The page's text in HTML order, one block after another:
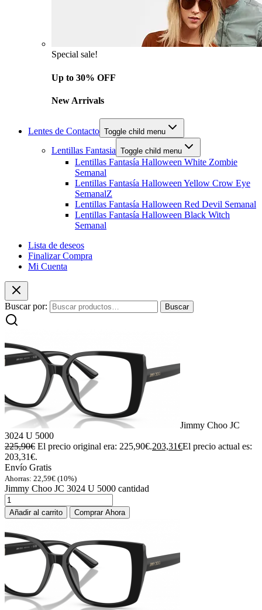
Special sale!
Up to 30% OFF
New Arrivals
Lentes de Contacto Toggle child menu
Lentillas Fantasia Toggle child menu
Lentillas Fantasía Halloween White Zombie
Semanal
Lentillas Fantasía Halloween Yellow Crow Eye
SemanalZ
Lentillas Fantasía Halloween Red Devil Semanal
Lentillas Fantasía Halloween Black Witch
Semanal
Lista de deseos
Finalizar Compra
Mi Cuenta
Buscar por: Buscar
Jimmy Choo JC
3024 U 5000
225,90€ El precio original era: 225,90€.203,31€El precio actual es:
203,31€.
Envío Gratis
Ahorras: 22,59€ (10%)
Jimmy Choo JC 3024 U 5000 cantidad
Añadir al carrito Comprar Ahora